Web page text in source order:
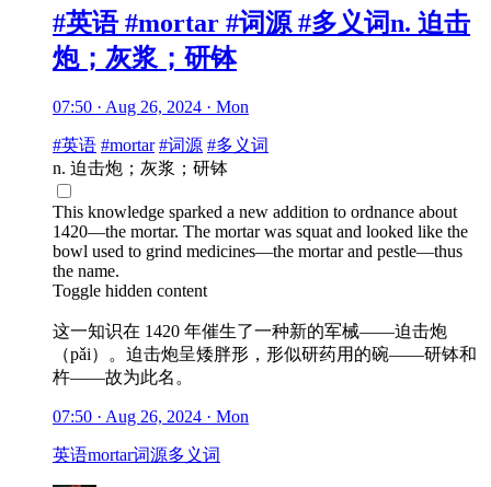
#英语 #mortar #词源 #多义词n. 迫击
炮；灰浆；研钵
07:50 · Aug 26, 2024 · Mon
#英语 #mortar #词源 #多义词
n. 迫击炮；灰浆；研钵
This knowledge sparked a new addition to ordnance about
1420—the mortar. The mortar was squat and looked like the
bowl used to grind medicines—the mortar and pestle—thus
the name.
Toggle hidden content
这一知识在 1420 年催生了一种新的军械——迫击炮
（pǎi）。迫击炮呈矮胖形，形似研药用的碗——研钵和
杵——故为此名。
07:50 · Aug 26, 2024 · Mon
英语mortar词源多义词